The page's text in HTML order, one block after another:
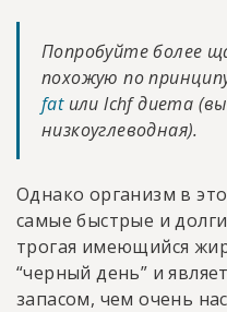
Попробуйте более
похожую по
fatили lchf диета
низкоуглеводная).
Однако организм в
самые быстрые и
трогая имеющийся
“черный день” и
запасом, чем очень